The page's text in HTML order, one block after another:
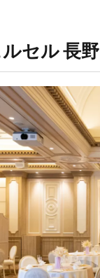
セル 長野